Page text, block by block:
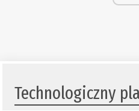
Technologiczny